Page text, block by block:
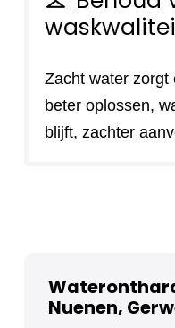
Zacht water zorgt
beter oplossen,
blijft, zachter
Nuenen,